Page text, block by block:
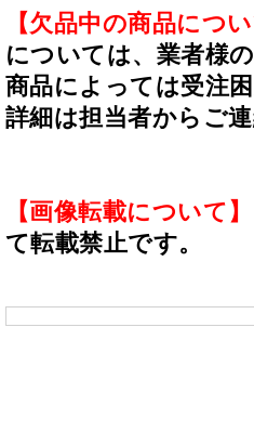
【欠品中の商品につ
については、業者様
商品によっては受注
詳細は担当者からご
【画像転載について】
て転載禁止です。